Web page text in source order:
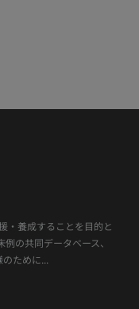
・養成することを目的と
の共同データベース、
ために...